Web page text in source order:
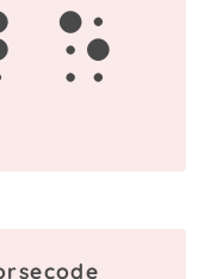
e